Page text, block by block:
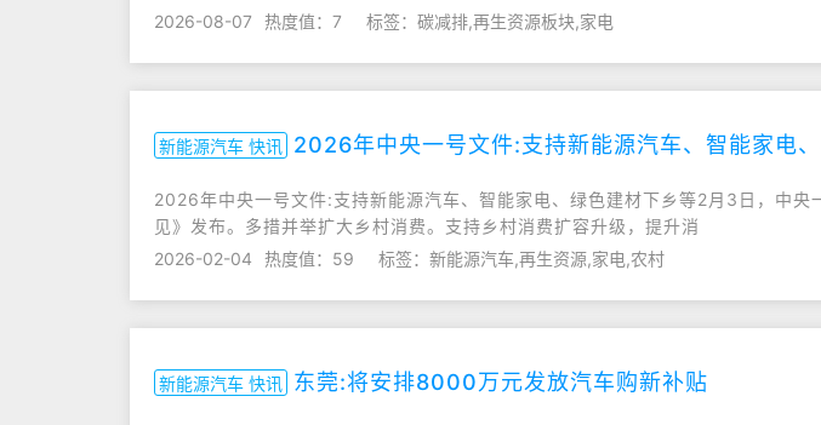
2026-08-07
热度值：7 标签：碳减排,再生资源板块,家电
新能源汽车 快讯 2026年中央一号文件:支持新能源汽车、智能家电
2026年中央一号文件:支持新能源汽车、智能家电、绿色建材下乡等2月3日，中
见》发布。多措并举扩大乡村消费。支持乡村消费扩容升级，提升消
2026-02-04
热度值：59 标签：新能源汽车,再生资源,家电,农村
新能源汽车 快讯 东莞:将安排8000万元发放汽车购新补贴